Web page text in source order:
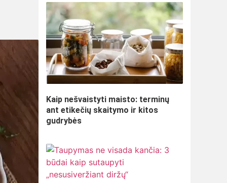
Kaip nešvaistyti maisto: terminų
ant etikečių skaitymo ir kitos
gudrybės